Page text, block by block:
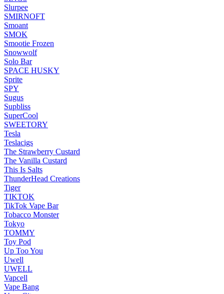
Slurpee
SMIRNOFT
Smoant
SMOK
Smootie Frozen
Snowwolf
Solo Bar
SPACE HUSKY
Sprite
SPY
Sugus
Supbliss
SuperCool
SWEETORY
Tesla
Teslacigs
The Strawberry Custard
The Vanilla Custard
This Is Salts
ThunderHead Creations
Tiger
TIKTOK
TikTok Vape Bar
Tobacco Monster
Tokyo
TOMMY
Toy Pod
Up Too You
Uwell
UWELL
Vapcell
Vape Bang